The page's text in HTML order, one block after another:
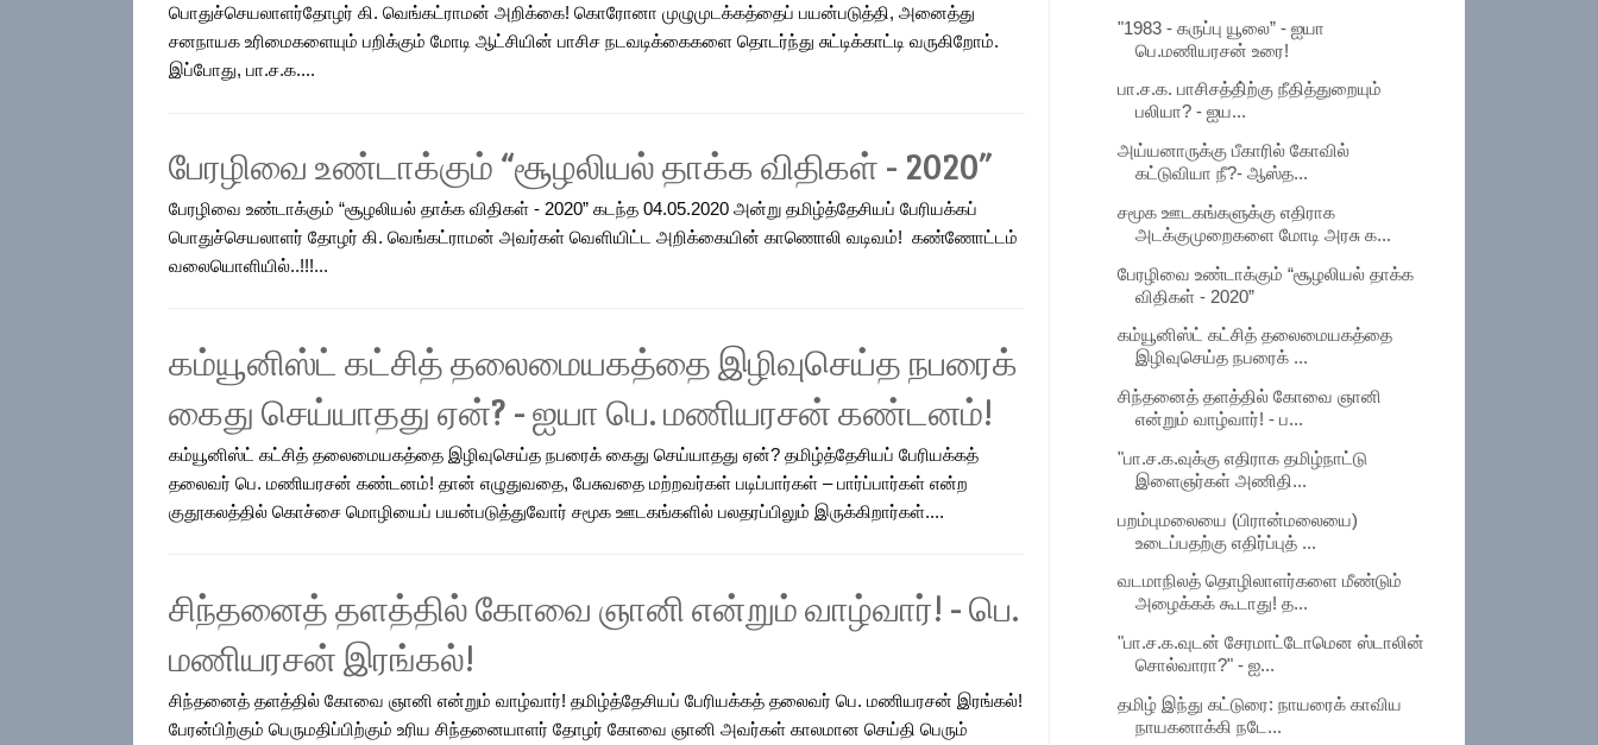
பொதுச்செயலாளர்தோழர் கி. வெங்கட்ராமன் அறிக்கை! கொரோனா முழுமுடக்கத்தைப் பயன்படுத்தி, அனைத்து
சனநாயக உரிமைகளையும் பறிக்கும் மோடி ஆட்சியின் பாசிச நடவடிக்கைகளை தொடர்ந்து சுட்டிக்காட்டி வருகிறோம்.
இப்போது, பா.ச.க....
பேரழிவை உண்டாக்கும் “சூழலியல் தாக்க விதிகள் - 2020”
பேரழிவை உண்டாக்கும் “சூழலியல் தாக்க விதிகள் - 2020” கடந்த 04.05.2020 அன்று தமிழ்த்தேசியப் பேரியக்கப்
பொதுச்செயலாளர் தோழர் கி. வெங்கட்ராமன் அவர்கள் வெளியிட்ட அறிக்கையின் காணொலி வடிவம்! கண்ணோட்டம்
வலையொளியில்..!!!...
கம்யூனிஸ்ட் கட்சித் தலைமையகத்தை இழிவுசெய்த நபரைக்
கைது செய்யாதது ஏன்? - ஐயா பெ. மணியரசன் கண்டனம்!
கம்யூனிஸ்ட் கட்சித் தலைமையகத்தை இழிவுசெய்த நபரைக் கைது செய்யாதது ஏன்? தமிழ்த்தேசியப் பேரியக்கத்
தலைவர் பெ. மணியரசன் கண்டனம்! தான் எழுதுவதை, பேசுவதை மற்றவர்கள் படிப்பார்கள் – பார்ப்பார்கள் என்ற
குதூகலத்தில் கொச்சை மொழியைப் பயன்படுத்துவோர் சமூக ஊடகங்களில் பலதரப்பிலும் இருக்கிறார்கள்....
சிந்தனைத் தளத்தில் கோவை ஞானி என்றும் வாழ்வார்! - பெ.
மணியரசன் இரங்கல்!
சிந்தனைத் தளத்தில் கோவை ஞானி என்றும் வாழ்வார்! தமிழ்த்தேசியப் பேரியக்கத் தலைவர் பெ. மணியரசன் இரங்கல்!
பேரன்பிற்கும் பெருமதிப்பிற்கும் உரிய சிந்தனையாளர் தோழர் கோவை ஞானி அவர்கள் காலமான செய்தி பெரும்
"1983 - கருப்பு யூலை” - ஐயா
பெ.மணியரசன் உரை!
பா.ச.க. பாசிசத்தி்ற்கு நீதித்துறையும்
பலியா? - ஐய...
அய்யனாருக்கு பீகாரில் கோவில்
கட்டுவியா நீ?- ஆஸ்த...
சமூக ஊடகங்களுக்கு எதிராக
அடக்குமுறைகளை மோடி அரசு க...
பேரழிவை உண்டாக்கும் “சூழலியல் தாக்க
விதிகள் - 2020”
கம்யூனிஸ்ட் கட்சித் தலைமையகத்தை
இழிவுசெய்த நபரைக் ...
சிந்தனைத் தளத்தில் கோவை ஞானி
என்றும் வாழ்வார்! - ப...
"பா.ச.க.வுக்கு எதிராக தமிழ்நாட்டு
இளைஞர்கள் அணிதி...
பறம்புமலையை (பிரான்மலையை)
உடைப்பதற்கு எதிர்ப்புத் ...
வடமாநிலத் தொழிலாளர்களை மீண்டும்
அழைக்கக் கூடாது! த...
"பா.ச.க.வுடன் சேரமாட்டோமென ஸ்டாலின்
சொல்வாரா?" - ஐ...
தமிழ் இந்து கட்டுரை: நாயரைக் காவிய
நாயகனாக்கி நடே...